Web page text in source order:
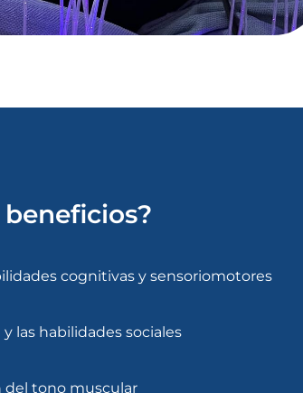
beneficios?
cognitivas y sensoriomotores
las habilidades sociales
del tono muscular